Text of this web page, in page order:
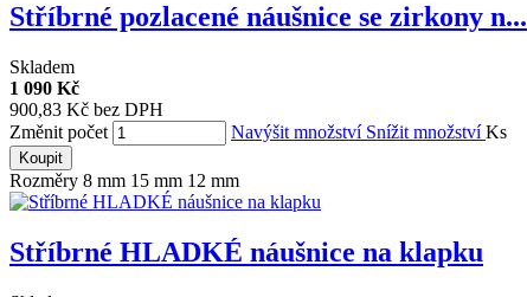
Stříbrné pozlacené náušnice se zirkony n...
Skladem
1 090 Kč
900,83 Kč bez DPH
Změnit počet
Navýšit množství Snížit množstvíKs
Koupit
Rozměry 8 mm 15 mm 12 mm
Stříbrné HLADKÉ náušnice na klapku